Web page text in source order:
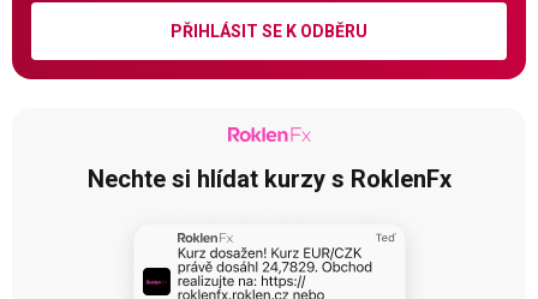
PŘIHLÁSIT SE K ODBĚRU
Nechte si hlídat kurzy s RoklenFx